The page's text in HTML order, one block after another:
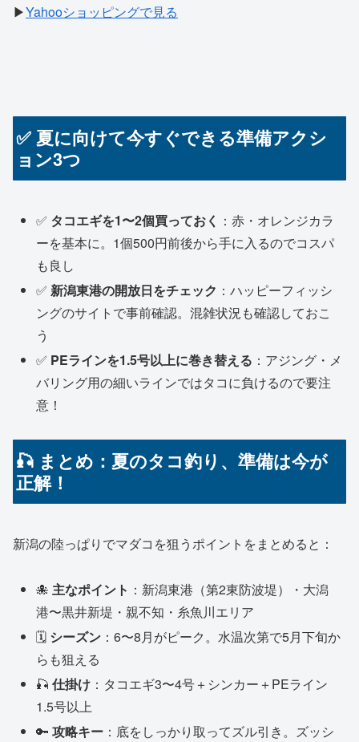
▶Yahooショッピングで見る
✅ 夏に向けて今すぐできる準備アクシ
ョン3つ
✅ タコエギを1〜2個買っておく ：赤・オレンジカラ
ーを基本に。1個500円前後から手に入るのでコスパ
も良し
✅新潟東港の開放日をチェック ：ハッピーフィッシ
ングのサイトで事前確認。混雑状況も確認しておこ
う
✅ PEラインを1.5号以上に巻き替える ：アジング・メ
バリング用の細いラインではタコに負けるので要注
意！
🎣 まとめ：夏のタコ釣り、準備は今が
正解！
新潟の陸っぱりでマダコを狙うポイントをまとめると：
🐙 主なポイント ：新潟東港（第2東防波堤）・大潟
港〜黒井新堤・親不知・糸魚川エリア
🗓 シーズン ：6〜8月がピーク。水温次第で5月下旬か
らも狙える
🎣仕掛け ：タコエギ3〜4号＋シンカー＋PEライン
1.5号以上
🔑攻略キー ：底をしっかり取ってズル引き。ズッシ